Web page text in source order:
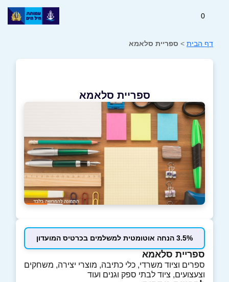
0
דף הבית > ספריית סלאמא
ספריית סלאמא
3.5% הנחה אוטומטית למשלמים בכרטיס המועדון
ספריית סלאמא
ספרים וציוד משרדי, כלי כתיבה, מוצרי יצירה, משחקים
וצעצועים, ציוד לבתי ספק וגנים ועוד